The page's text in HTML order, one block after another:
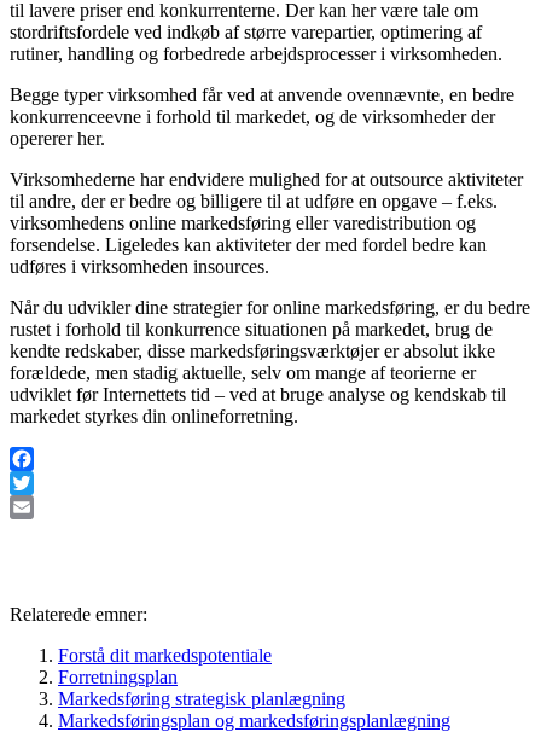
til lavere priser end konkurrenterne. Der kan her være tale om
stordriftsfordele ved indkøb af større varepartier, optimering af
rutiner, handling og forbedrede arbejdsprocesser i virksomheden.
Begge typer virksomhed får ved at anvende ovennævnte, en bedre
konkurrenceevne i forhold til markedet, og de virksomheder der
opererer her.
Virksomhederne har endvidere mulighed for at outsource aktiviteter
til andre, der er bedre og billigere til at udføre en opgave – f.eks.
virksomhedens online markedsføring eller varedistribution og
forsendelse. Ligeledes kan aktiviteter der med fordel bedre kan
udføres i virksomheden insources.
Når du udvikler dine strategier for online markedsføring, er du bedre
rustet i forhold til konkurrence situationen på markedet, brug de
kendte redskaber, disse markedsføringsværktøjer er absolut ikke
forældede, men stadig aktuelle, selv om mange af teorierne er
udviklet før Internettets tid – ved at bruge analyse og kendskab til
markedet styrkes din onlineforretning.
Facebook
Twitter
Relaterede emner:
Forstå dit markedspotentiale
Forretningsplan
Markedsføring strategisk planlægning
Markedsføringsplan og markedsføringsplanlægning